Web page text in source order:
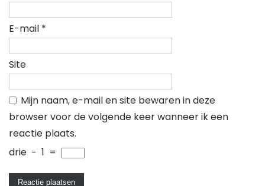
E-mail *
Site
Mijn naam, e-mail en site bewaren in deze
browser voor de volgende keer wanneer ik een
reactie plaats.
drie − 1 =